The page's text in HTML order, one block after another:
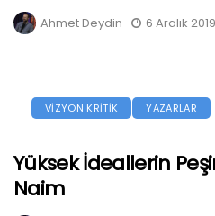
Ahmet Deydin 6 Aralık 2019
VİZYON KRİTİK YAZARLAR
Yüksek İdeallerin
Naim